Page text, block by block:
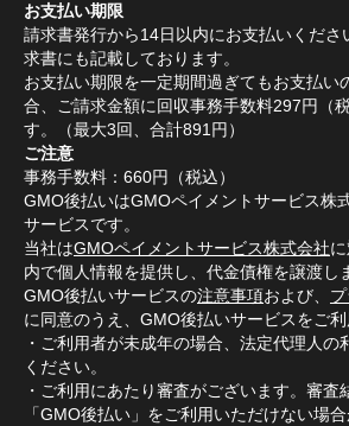
お支払い期限
請求書発行から14日以内にお支払いくださ
求書にも記載しております。
お支払い期限を一定期間過ぎてもお支払い
合、ご請求金額に回収事務手数料297円（
す。（最大3回、合計891円）
ご注意
事務手数料：660円（税込）
GMO後払いはGMOペイメントサービス株
サービスです。
当社はGMOペイメントサービス株式会社
内で個人情報を提供し、代金債権を譲渡し
GMO後払いサービスの注意事項および、
に同意のうえ、GMO後払いサービスをご利
・ご利用者が未成年の場合、法定代理人の
ください。
・ご利用にあたり審査がございます。審査
「GMO後払い」をご利用いただけない場